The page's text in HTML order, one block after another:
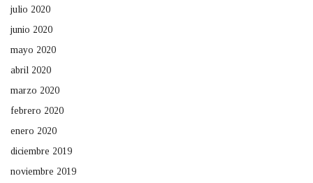
julio 2020
junio 2020
mayo 2020
abril 2020
marzo 2020
febrero 2020
enero 2020
diciembre 2019
noviembre 2019